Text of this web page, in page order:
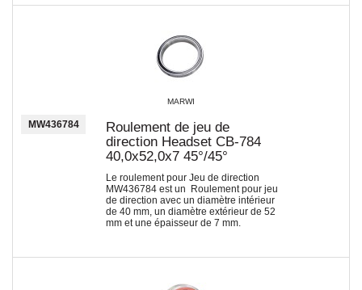
MARWI
MW436784
Roulement de jeu de
direction Headset CB-784
40,0x52,0x7 45°/45°
Le roulement pour Jeu de direction
MW436784 est un Roulement pour jeu
de direction avec un diamètre intérieur
de 40 mm, un diamètre extérieur de 52
mm et une épaisseur de 7 mm.